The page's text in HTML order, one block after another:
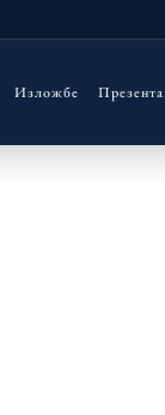
Изложбе